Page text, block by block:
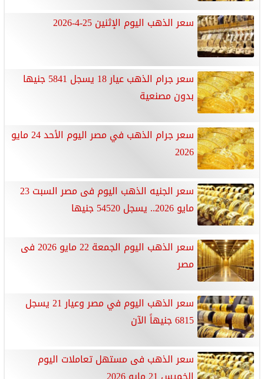
سعر الذهب اليوم الإثنين 25-4-2026
سعر جرام الذهب عيار 18 يسجل 5841 جنيها
بدون مصنعية
سعر جرام الذهب في مصر اليوم الأحد 24 مايو
2026
سعر الجنيه الذهب اليوم فى مصر السبت 23
مايو 2026.. يسجل 54520 جنيها
سعر الذهب اليوم الجمعة 22 مايو 2026 فى
مصر
سعر الذهب اليوم في مصر وعيار 21 يسجل
6815 جنيهاً الآن
سعر الذهب فى مستهل تعاملات اليوم